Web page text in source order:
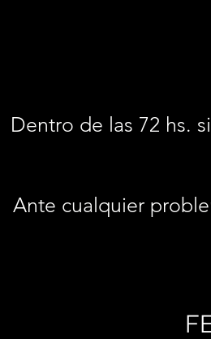
Dentro de las 72 hs.
Ante cualquier